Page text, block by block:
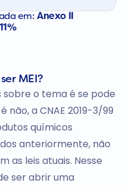
em:Anexo II
MEI?
sobre o tema é se pode
não, a CNAE 2019-3/99
químicos
anteriormente, não
as leis atuais. Nesse
ser abrir uma